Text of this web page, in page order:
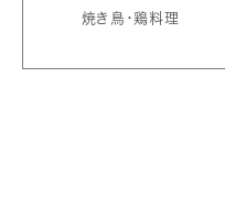
焼き鳥・鶏料理